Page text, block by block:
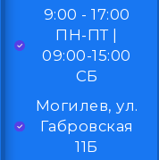
9:00 - 17:00
ПН-ПТ |
09:00-15:00
СБ
Могилев, ул.
Габровская
11Б